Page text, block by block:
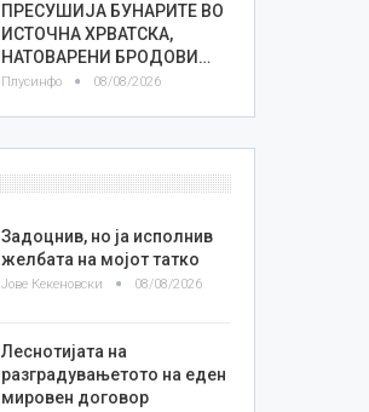
ПРЕСУШИЈА БУНАРИТЕ ВО
ИСТОЧНА ХРВАТСКА,
НАТОВАРЕНИ БРОДОВИ…
Плусинфо 08/08/2026
Задоцнив, но ја исполнив
желбата на мојот татко
Јове Кекеновски 08/08/2026
Леснотијата на
разградувањетото на еден
мировен договор